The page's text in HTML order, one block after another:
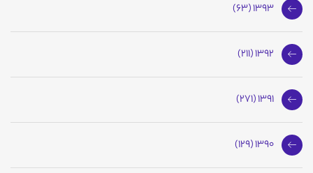
1393 (63)
1392 (211)
1391 (271)
1390 (129)